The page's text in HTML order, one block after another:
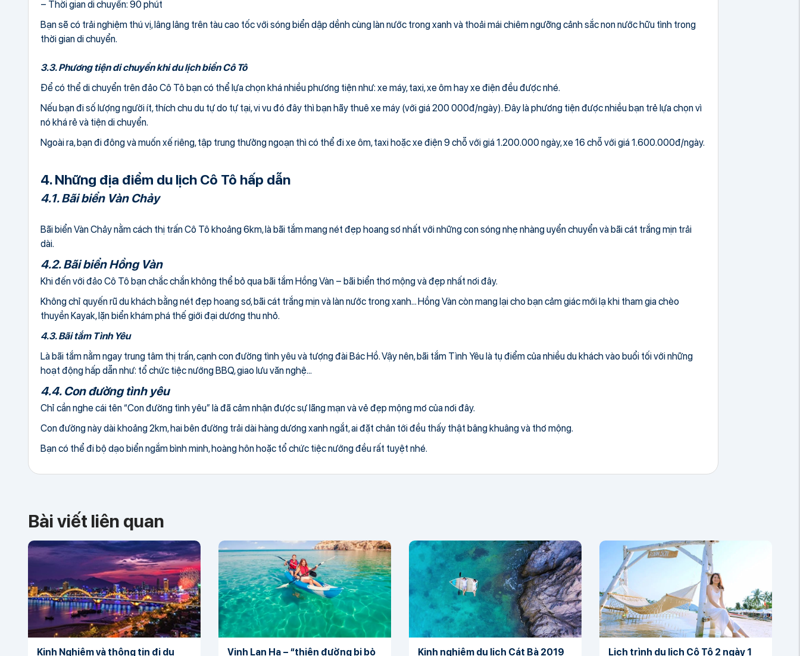
– Thời gian di chuyển: 90 phút
Bạn sẽ có trải nghiệm thú vị, lâng lâng trên tàu cao tốc với sóng biển dập dềnh cùng làn nước trong xanh và thoải mái chiêm ngưỡng cảnh sắc non nước hữu tình trong
thời gian di chuyển.
3.3. Phương tiện di chuyển khi du lịch biển Cô Tô
Để có thể di chuyển trên đảo Cô Tô bạn có thể lựa chọn khá nhiều phương tiện như: xe máy, taxi, xe ôm hay xe điện đều được nhé.
Nếu bạn đi số lượng người ít, thích chu du tự do tự tại, vi vu đó đây thì bạn hãy thuê xe máy (với giá 200 000đ/ngày). Đây là phương tiện được nhiều bạn trẻ lựa chọn vì
nó khá rẻ và tiện di chuyển.
Ngoài ra, bạn đi đông và muốn xế riêng, tập trung thưởng ngoạn thì có thể đi xe ôm, taxi hoặc xe điện 9 chỗ với giá 1.200.000 ngày, xe 16 chỗ với giá 1.600.000đ/ngày.
4. Những địa điểm du lịch Cô Tô hấp dẫn
4.1. Bãi biển Vàn Chảy
Bãi biển Vàn Chảy nằm cách thị trấn Cô Tô khoảng 6km, là bãi tắm mang nét đẹp hoang sơ nhất với những con sóng nhẹ nhàng uyển chuyển và bãi cát trắng mịn trải
dài.
4.2. Bãi biển Hồng Vàn
Khi đến với đảo Cô Tô bạn chắc chắn không thể bỏ qua bãi tắm Hồng Vàn – bãi biển thơ mộng và đẹp nhất nơi đây.
Không chỉ quyến rũ du khách bằng nét đẹp hoang sơ, bãi cát trắng mịn và làn nước trong xanh… Hồng Vàn còn mang lại cho bạn cảm giác mới lạ khi tham gia chèo
thuyền Kayak, lặn biển khám phá thế giới đại dương thu nhỏ.
4.3. Bãi tắm Tình Yêu
Là bãi tắm nằm ngay trung tâm thị trấn, cạnh con đường tình yêu và tượng đài Bác Hồ. Vậy nên, bãi tắm Tình Yêu là tụ điểm của nhiều du khách vào buổi tối với những
hoạt động hấp dẫn như: tổ chức tiệc nướng BBQ, giao lưu văn nghệ…
4.4. Con đường tình yêu
Chỉ cần nghe cái tên “Con đường tình yêu” là đã cảm nhận được sự lãng mạn và vẻ đẹp mộng mơ của nơi đây.
Con đường này dài khoảng 2km, hai bên đường trải dài hàng dương xanh ngắt, ai đặt chân tới đều thấy thật bâng khuâng và thơ mộng.
Bạn có thể đi bộ dạo biển ngắm bình minh, hoàng hôn hoặc tổ chức tiệc nướng đều rất tuyệt nhé.
Bài viết liên quan
Kinh Nghiệm và thông tin đi du Vịnh Lan Hạ – “thiên đường bị bỏ Kinh nghiệm du lịch Cát Bà 2019 Lịch trình du lịch Cô Tô 2 ngày 1